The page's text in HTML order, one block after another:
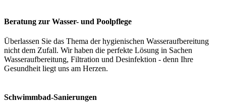
Beratung zur Wasser- und Poolpflege
Überlassen Sie das Thema der hygienischen Wasseraufbereitung
nicht dem Zufall. Wir haben die perfekte Lösung in Sachen
Wasseraufbereitung, Filtration und Desinfektion - denn Ihre
Gesundheit liegt uns am Herzen.
Schwimmbad-Sanierungen